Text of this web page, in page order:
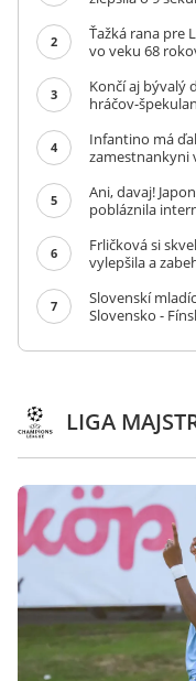
2
Ťažká rana pre
vo veku 68
3
Končí aj bývalý
hráčov-
4
Infantino má
zamestnankyni
5
Ani, davaj!
pobláznila
6
Frličková si
vylepšila a
7
Slovenskí
Slovensko -
LIGA